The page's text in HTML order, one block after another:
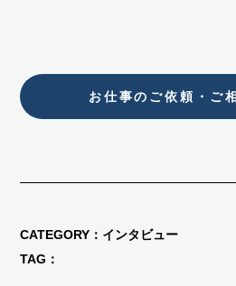
お仕事のご依頼・ご
CATEGORY
インタビュー
TAG